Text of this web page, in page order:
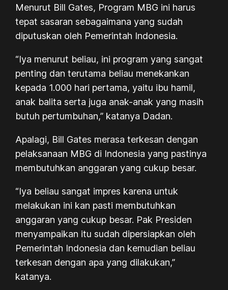
Menurut Bill Gates, Program MBG ini harus
tepat sasaran sebagaimana yang sudah
diputuskan oleh Pemerintah Indonesia.
“Iya menurut beliau, ini program yang sangat
penting dan terutama beliau menekankan
kepada 1.000 hari pertama, yaitu ibu hamil,
anak balita serta juga anak-anak yang masih
butuh pertumbuhan,” katanya Dadan.
Apalagi, Bill Gates merasa terkesan dengan
pelaksanaan MBG di Indonesia yang pastinya
membutuhkan anggaran yang cukup besar.
“Iya beliau sangat impres karena untuk
melakukan ini kan pasti membutuhkan
anggaran yang cukup besar. Pak Presiden
menyampaikan itu sudah dipersiapkan oleh
Pemerintah Indonesia dan kemudian beliau
terkesan dengan apa yang dilakukan,”
katanya.